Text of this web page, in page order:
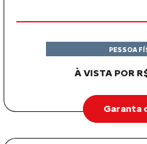
À VISTA POR
PESSOA
Garanta